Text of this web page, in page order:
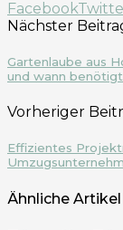
Facebook
Nächster
Gartenlaube aus
und wann
Vorheriger
Effizientes
Ähnliche Artikel